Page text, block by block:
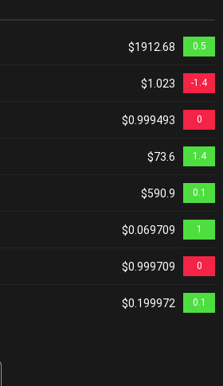
$1912.68 0.5
$1.023 -1.4
$0.999493 0
$73.6 1.4
$590.9 0.1
$0.069709 1
$0.999709 0
$0.199972 0.1